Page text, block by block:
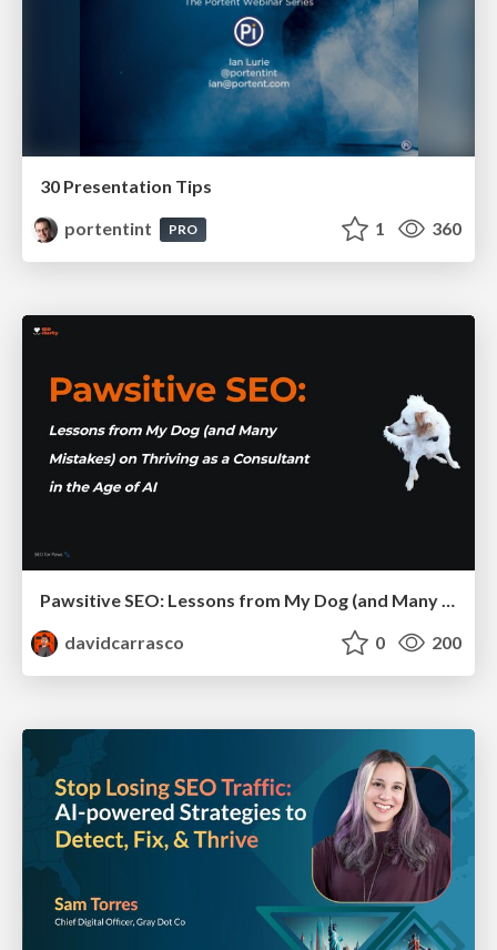
30 Presentation Tips
portentint
PRO 1 360
davidcarrasco
0 200